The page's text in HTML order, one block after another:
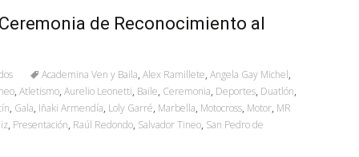
de Reconocimiento al
Academina Ven y Baila, Alex Ramillete, Angela Gay Michel,
, Atletismo, Aurelio Leonetti, Baile, Ceremonia, Deportes, Duatlón,
, Gala, Iñaki Armendía, Loly Garré, Marbella, Motocross, Motor, MR
, Presentación, Raúl Redondo, Salvador Tineo, San Pedro de